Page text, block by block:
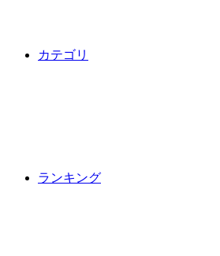
カテゴリ
ランキング